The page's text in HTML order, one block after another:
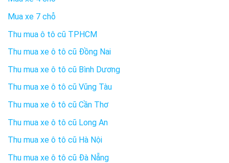
Mua xe 7 chỗ
Thu mua ô tô cũ TPHCM
Thu mua xe ô tô cũ Đồng Nai
Thu mua xe ô tô cũ Bình Dương
Thu mua xe ô tô cũ Vũng Tàu
Thu mua xe ô tô cũ Cần Thơ
Thu mua xe ô tô cũ Long An
Thu mua xe ô tô cũ Hà Nội
Thu mua xe ô tô cũ Đà Nẵng